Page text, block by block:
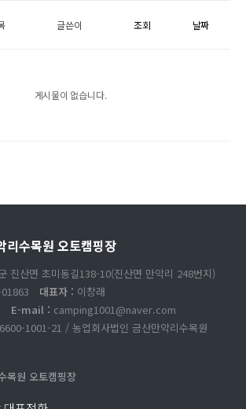
글쓴이 조회 날짜
게시물이 없습니다.
리수목원 오토캠핑장
진산면 초미동길138-10(진산면 만악리 248번지)
대표자 : 이창래
E-mail : camping1001@naver.com
1001-21 / 농업회사법인 금산만악리수목원
목원 오토캠핑장